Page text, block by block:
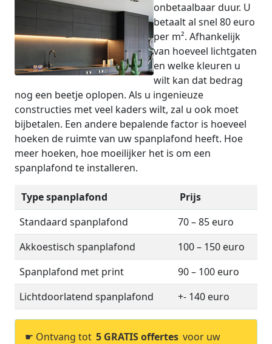
onbetaalbaar duur. U
betaalt al snel 80 euro
per m². Afhankelijk
van hoeveel lichtgaten
en welke kleuren u
wilt kan dat bedrag
nog een beetje oplopen. Als u ingenieuze
constructies met veel kaders wilt, zal u ook moet
bijbetalen. Een andere bepalende factor is hoeveel
hoeken de ruimte van uw spanplafond heeft. Hoe
meer hoeken, hoe moeilijker het is om een
spanplafond te installeren.
Type spanplafond
Prijs
Standaard spanplafond
70 – 85 euro
Akkoestisch spanplafond
100 – 150 euro
Spanplafond met print
90 – 100 euro
Lichtdoorlatend spanplafond
+- 140 euro
☛ Ontvang tot 5 GRATIS offertes voor uw